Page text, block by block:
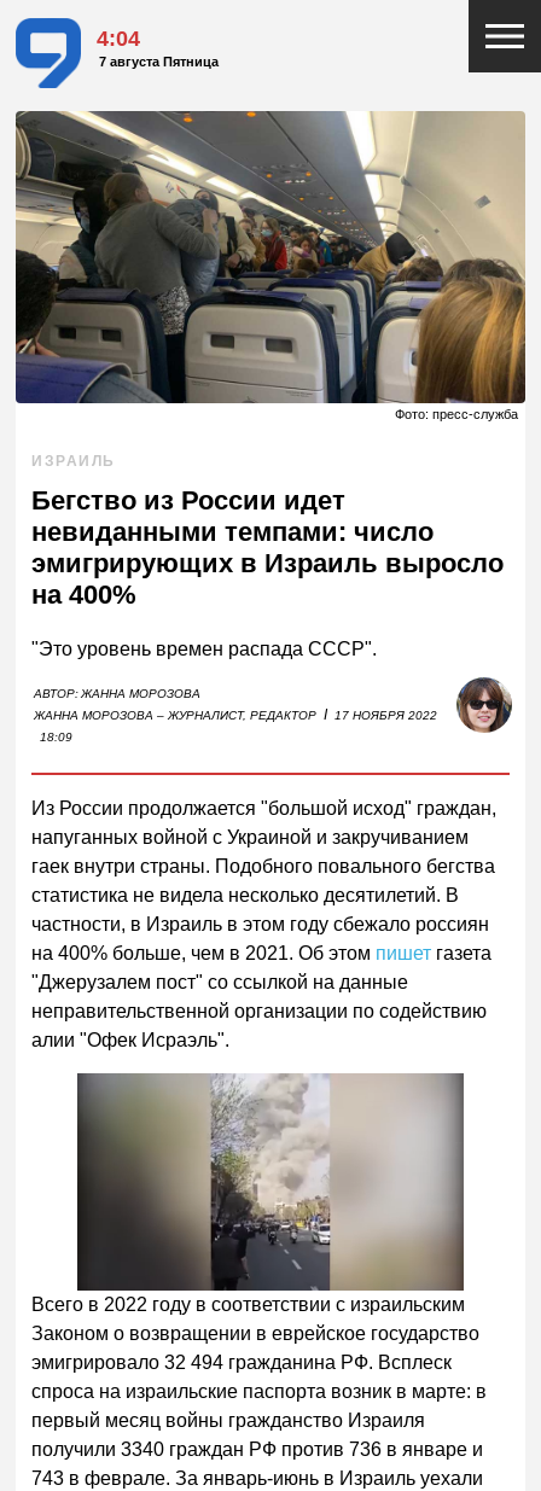
4:04
7 августа Пятница
Фото: пресс-служба
ИЗРАИЛЬ
Бегство из России идет
невиданными темпами: число
эмигрирующих в Израиль выросло
на 400%
"Это уровень времен распада СССР".
АВТОР:ЖАННА МОРОЗОВА
ЖАННА МОРОЗОВА – ЖУРНАЛИСТ, РЕДАКТОР I
17 НОЯБРЯ 2022
18:09
Из России продолжается "большой исход" граждан,
напуганных войной с Украиной и закручиванием
гаек внутри страны. Подобного повального бегства
статистика не видела несколько десятилетий. В
частности, в Израиль в этом году сбежало россиян
на 400% больше, чем в 2021. Об этом пишет газета
"Джерузалем пост" со ссылкой на данные
неправительственной организации по содействию
алии "Офек Исраэль".
Всего в 2022 году в соответствии с израильским
Законом о возвращении в еврейское государство
эмигрировало 32 494 гражданина РФ. Всплеск
спроса на израильские паспорта возник в марте: в
первый месяц войны гражданство Израиля
получили 3340 граждан РФ против 736 в январе и
743 в феврале. За январь-июнь в Израиль уехали